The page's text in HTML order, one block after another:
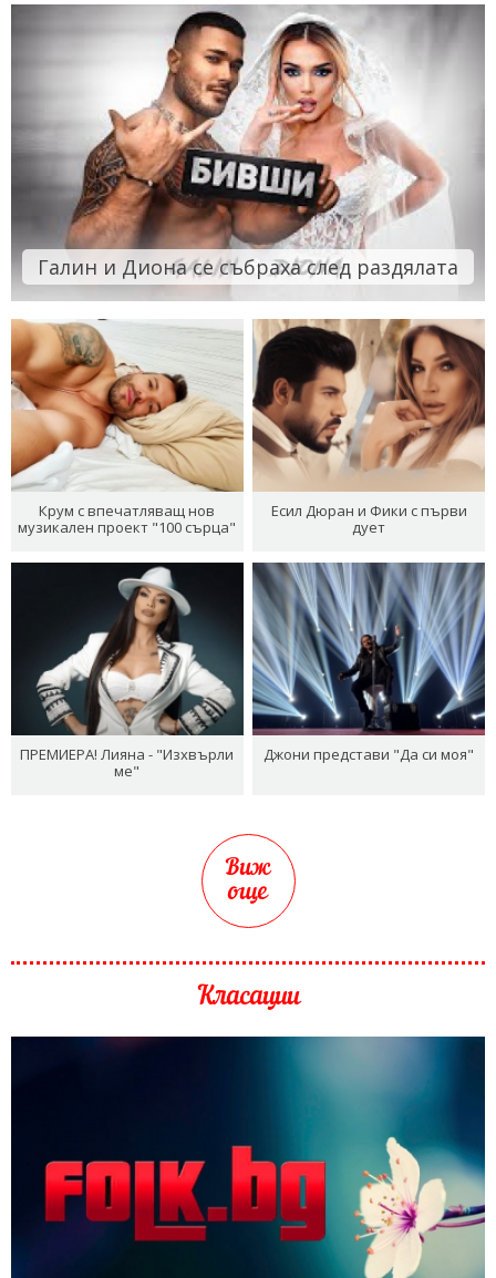
Галин и Диона се събраха след раздялата
Крум с впечатляващ нов
музикален проект "100 сърца"
Есил Дюран и Фики с първи
дует
ПРЕМИЕРА! Лияна - "Изхвърли
ме"
Джони представи "Да си моя"
Виж
още
Класации